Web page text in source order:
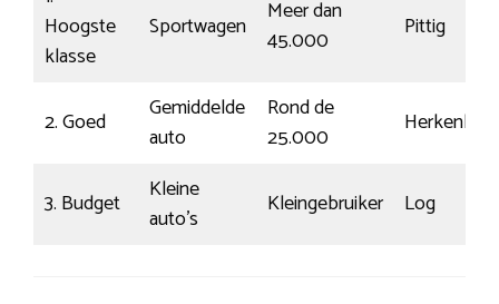
Hoogste
klasse
Sportwagen
Meer dan
45.000
Pittig
2. Goed
Gemiddelde
auto
Rond de
25.000
Herkenbaar
3. Budget
Kleine
auto’s
Kleingebruiker Log